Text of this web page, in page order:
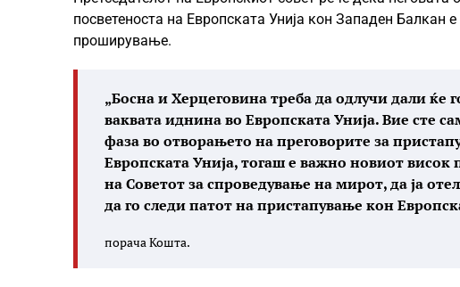
посветеноста на Европската Унија кон Западен Балкан
проширување.
„Босна и Херцеговина треба да одлучи дали ќе
ваквата иднина во Европската Унија. Вие сте
фаза во отворањето на преговорите за
Европската Унија, тогаш е важно новиот
на Советот за спроведување на мирот, да ја
да го следи патот на пристапување кон
порача Кошта.